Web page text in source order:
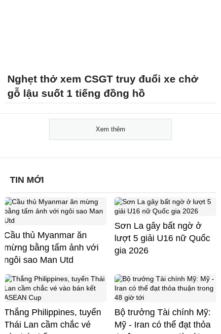
Nghẹt thở xem CSGT truy đuổi xe chở
gỗ lậu suốt 1 tiếng đồng hồ
Xem thêm
TIN MỚI
Cầu thủ Myanmar ăn
mừng bằng tấm ảnh với
ngôi sao Man Utd
Sơn La gây bất ngờ ở
lượt 5 giải U16 nữ Quốc
gia 2026
Thắng Philippines, tuyển
Thái Lan cầm chắc vé
Bộ trưởng Tài chính Mỹ:
Mỹ - Iran có thể đạt thỏa